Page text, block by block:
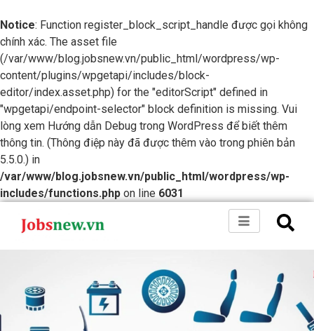
Notice: Function register_block_script_handle được gọi không
chính xác. The asset file
(/var/www/blog.jobsnew.vn/public_html/wordpress/wp-
content/plugins/wpgetapi/includes/block-
editor/index.asset.php) for the "editorScript" defined in
"wpgetapi/endpoint-selector" block definition is missing. Vui
lòng xem Hướng dẫn Debug trong WordPress để biết thêm
thông tin. (Thông điệp này đã được thêm vào trong phiên bản
5.5.0.) in
/var/www/blog.jobsnew.vn/public_html/wordpress/wp-
includes/functions.php on line 6031